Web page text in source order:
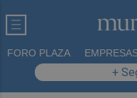
FORO PLAZA
+